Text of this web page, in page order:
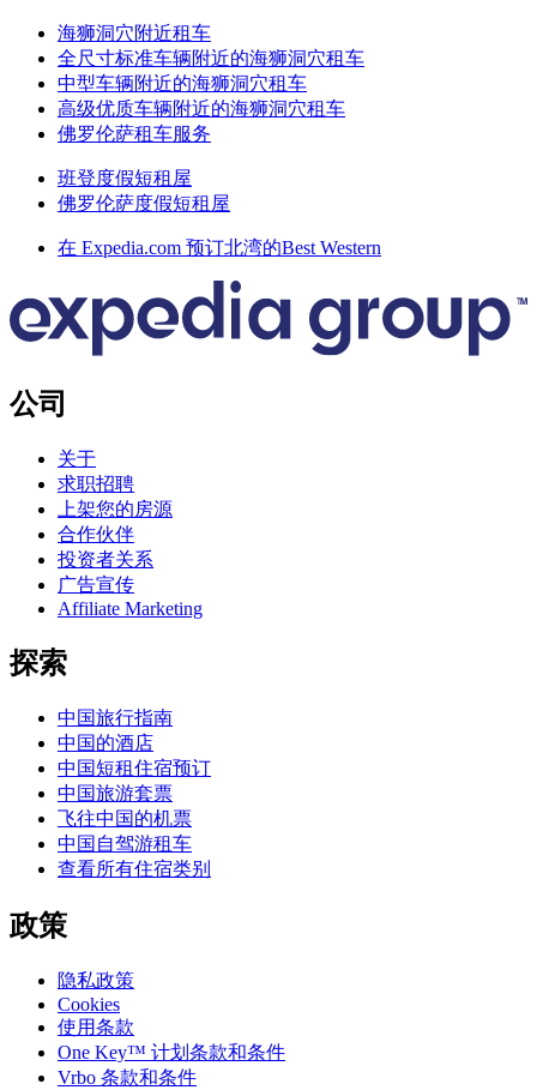
海狮洞穴附近租车
全尺寸标准车辆附近的海狮洞穴租车
中型车辆附近的海狮洞穴租车
高级优质车辆附近的海狮洞穴租车
佛罗伦萨租车服务
班登度假短租屋
佛罗伦萨度假短租屋
在 Expedia.com 预订北湾的Best Western
公司
关于
求职招聘
上架您的房源
合作伙伴
投资者关系
广告宣传
Affiliate Marketing
探索
中国旅行指南
中国的酒店
中国短租住宿预订
中国旅游套票
飞往中国的机票
中国自驾游租车
查看所有住宿类别
政策
隐私政策
Cookies
使用条款
One Key™ 计划条款和条件
Vrbo 条款和条件